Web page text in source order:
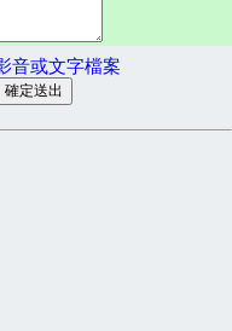
音或文字檔案